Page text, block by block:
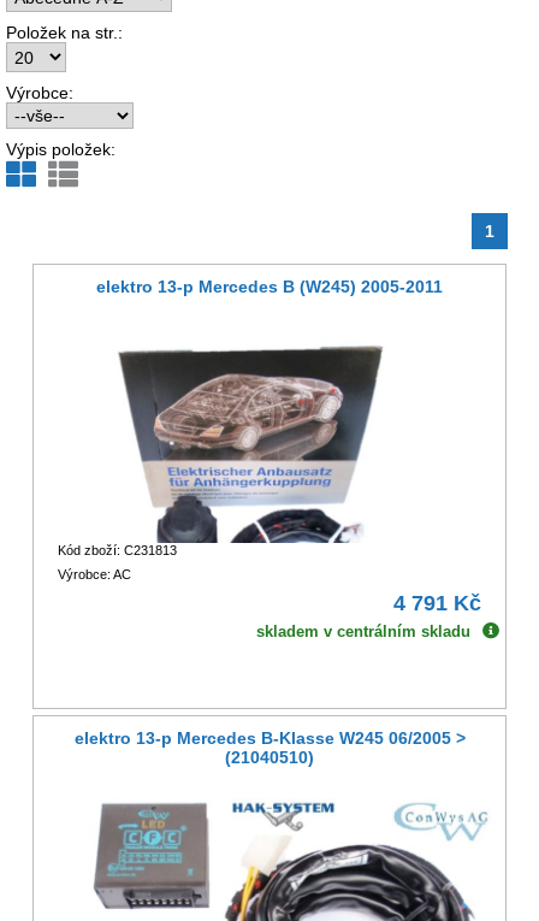
Položek na str.:
Výrobce:
Výpis položek:
1
elektro 13-p Mercedes B (W245) 2005-2011
Kód zboží: C231813
Výrobce: AC
4 791 Kč
skladem v centrálním skladu
elektro 13-p Mercedes B-Klasse W245 06/2005 >
(21040510)